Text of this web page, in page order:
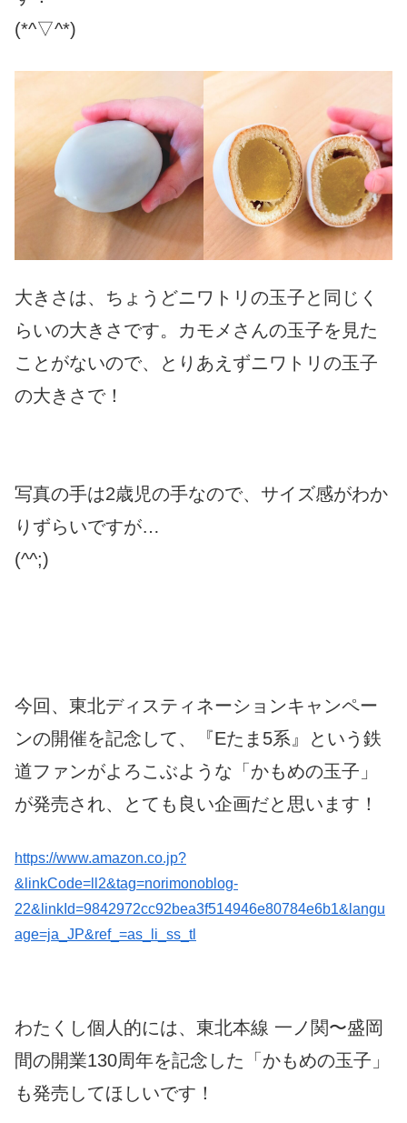
(*^▽^*)
大きさは、ちょうどニワトリの玉子と同じく
らいの大きさです。カモメさんの玉子を見た
ことがないので、とりあえずニワトリの玉子
の大きさで！
写真の手は2歳児の手なので、サイズ感がわか
りずらいですが…
(^^;)
今回、東北ディスティネーションキャンペー
ンの開催を記念して、『Eたま5系』という鉄
道ファンがよろこぶような「かもめの玉子」
が発売され、とても良い企画だと思います！
https://www.amazon.co.jp?
&linkCode=ll2&tag=norimonoblog-
22&linkId=9842972cc92bea3f514946e80784e6b1&langu
age=ja_JP&ref_=as_li_ss_tl
わたくし個人的には、東北本線 一ノ関〜盛岡
間の開業130周年を記念した「かもめの玉子」
も発売してほしいです！